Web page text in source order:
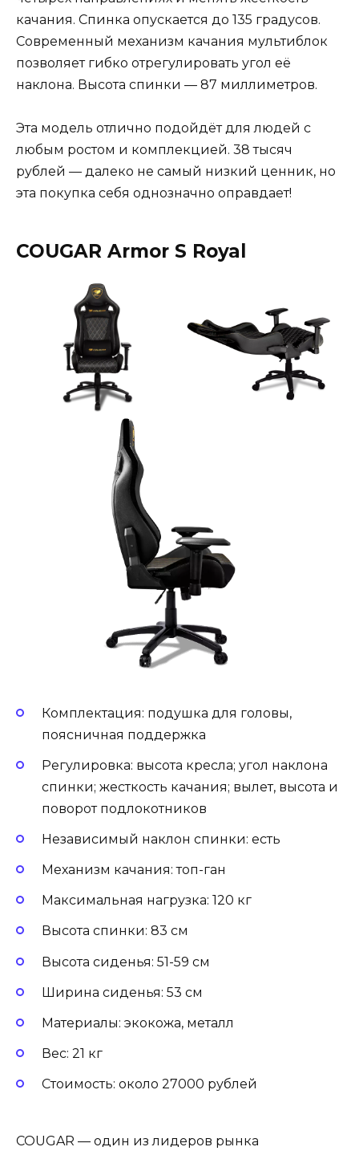
качания. Спинка опускается до 135 градусов.
Современный механизм качания мультиблок
позволяет гибко отрегулировать угол её
наклона. Высота спинки — 87 миллиметров.
Эта модель отлично подойдёт для людей с
любым ростом и комплекцией. 38 тысяч
рублей — далеко не самый низкий ценник, но
эта покупка себя однозначно оправдает!
COUGAR Armor S Royal
Комплектация: подушка для головы,
поясничная поддержка
Регулировка: высота кресла; угол наклона
спинки; жесткость качания; вылет, высота и
поворот подлокотников
Независимый наклон спинки: есть
Механизм качания: топ-ган
Максимальная нагрузка: 120 кг
Высота спинки: 83 см
Высота сиденья: 51-59 см
Ширина сиденья: 53 см
Материалы: экокожа, металл
Вес: 21 кг
Стоимость: около 27000 рублей
COUGAR — один из лидеров рынка